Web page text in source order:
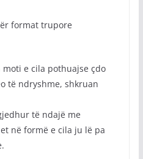
format trupore
e cila pothuajse çdo
të ndryshme, shkruan
të ndajë me
në formë e cila ju lë pa